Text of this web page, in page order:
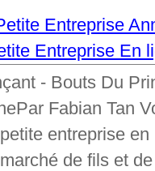
Entreprise
Entreprise En
- Bouts Du
Fabian Tan
entreprise
de fils et